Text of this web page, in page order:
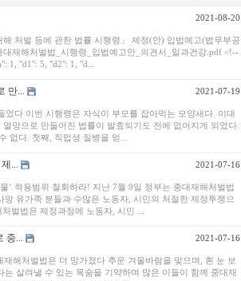
2021-08-20
처벌 등에 관한 법률 시행령」 제정(안) 입법예고(법무부공
재해처벌법_시행령_입법예고안_의견서_일과건강.pdf <!--
1, "d1": 5, "d2": 1, "d...
만... 2021-07-19
었다 이번 시행령은 자식이 부모를 잡아먹는 모양새다. 이대
망으로 만들어진 법률이 발효되기도 전에 없어지게 되었다.
없다. 첫째, 직업성 질병을 얻...
... 2021-07-16
’ 적용범위 철회하라! 지난 7월 9일 정부는 중대재해처벌법
유가족 분들과 수많은 노동자, 시민의 처절한 제정투쟁으
벌법은 제정과정에 노동자, 시민 ...
중... 2021-07-16
해처벌법은 더 망가졌다 추운 겨울바람을 맞으며, 흰 눈 보
살려낼 수 있는 목숨을 기약하며 많은 이들이 함께 중대재